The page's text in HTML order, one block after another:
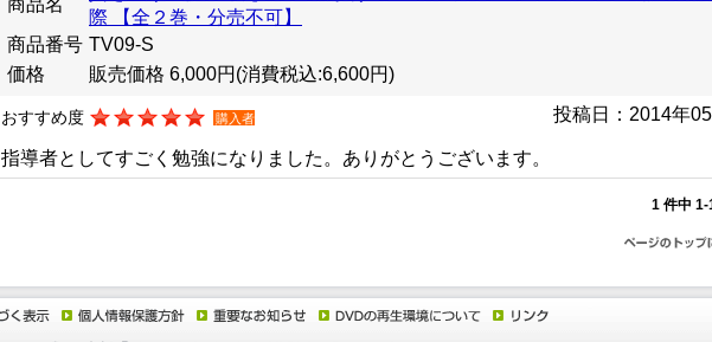
商品名
際 【全２巻・分売不可】
商品番号 TV09-S
価格
販売価格 6,000円 (消費税込:6,600円)
投稿日：2014年
おすすめ度 購入者
指導者としてすごく勉強になりました。ありがとうございます。
1 件中